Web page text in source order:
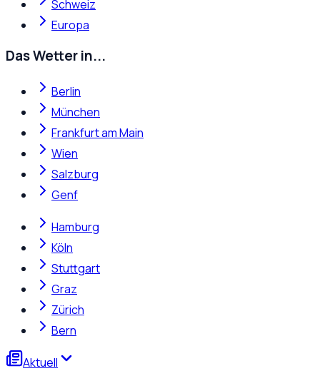
Schweiz
Europa
Das Wetter in...
Berlin
München
Frankfurt am Main
Wien
Salzburg
Genf
Hamburg
Köln
Stuttgart
Graz
Zürich
Bern
Aktuell